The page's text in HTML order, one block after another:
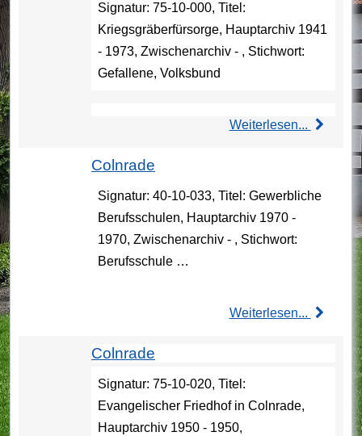
Signatur: 75-10-000, Titel:
Kriegsgräberfürsorge, Hauptarchiv 1941
- 1973, Zwischenarchiv - , Stichwort:
Gefallene, Volksbund
Weiterlesen...
Colnrade
Signatur: 40-10-033, Titel: Gewerbliche
Berufsschulen, Hauptarchiv 1970 -
1970, Zwischenarchiv - , Stichwort:
Berufsschule …
Weiterlesen...
Colnrade
Signatur: 75-10-020, Titel:
Evangelischer Friedhof in Colnrade,
Hauptarchiv 1950 - 1950,